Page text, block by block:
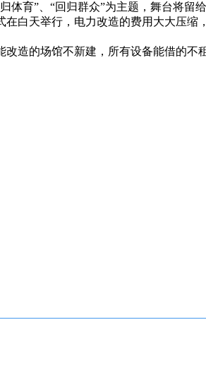
育”、“回归群众”为主题，舞台将留给
白天举行，电力改造的费用大大压缩
造的场馆不新建，所有设备能借的不